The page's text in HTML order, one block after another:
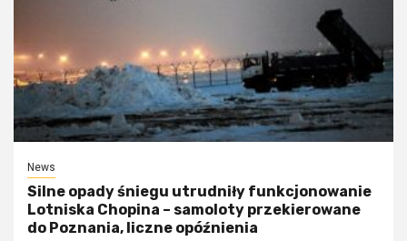
News
Silne opady śniegu utrudniły funkcjonowanie
Lotniska Chopina – samoloty przekierowane
do Poznania, liczne opóźnienia